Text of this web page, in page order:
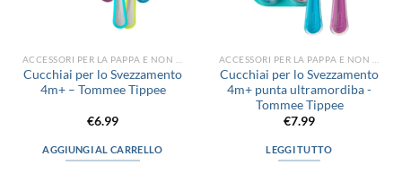
Cucchiai per lo Svezzamento
4m+ – Tommee Tippee
€6.99
AGGIUNGI AL CARRELLO
Cucchiai per lo Svezzamento
4m+ punta ultramordiba -
Tommee Tippee
€7.99
LEGGI TUTTO